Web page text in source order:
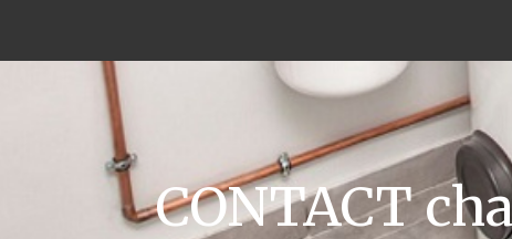
CONTACT